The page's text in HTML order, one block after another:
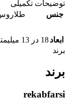
توضیحات تکمیلی
جنس
ابعاد18 در 13 میلیمتر
برند
برند
rekabfarsi